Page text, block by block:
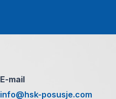
E-mail
info@hsk-posusje.com